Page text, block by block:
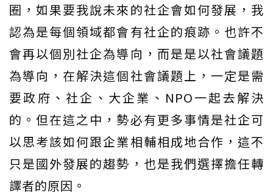
圈，如果要我說未來的社企會如何發展，我
認為是每個領域都會有社企的痕跡。也許不
會再以個別社企為導向，而是是以社會議題
為導向，在解決這個社會議題上，一定是需
要政府、社企、大企業、NPO一起去解決
的。但在這之中，勢必有更多事情是社企可
以思考該如何跟企業相輔相成地合作，這不
只是國外發展的趨勢，也是我們選擇擔任轉
譯者的原因。